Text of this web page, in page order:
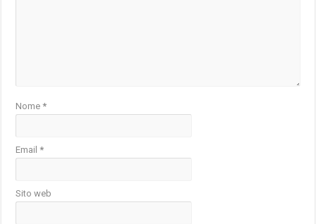
Nome*
Email*
Sito web